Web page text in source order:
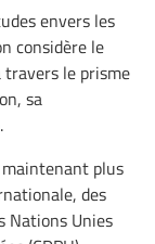
envers les
considère le
travers le prisme
sa
plus
des
Nations Unies